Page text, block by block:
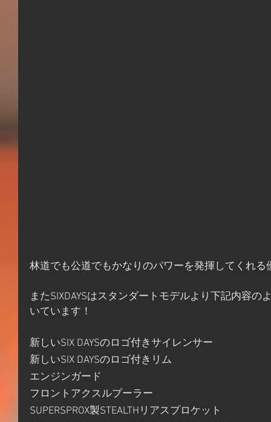
林道でも公道でもかなりのパワーを発揮してくれる
またSIXDAYSはスタンダートモデルより下記内容の
いています！
新しいSIX DAYSのロゴ付きサイレンサー
新しいSIX DAYSのロゴ付きリム
エンジンガード
フロントアクスルプーラー
SUPERSPROX製STEALTHリアスプロケット